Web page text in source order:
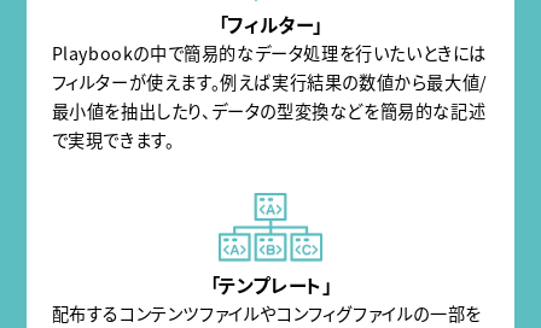
「フィルター」
Playbookの中で簡易的なデータ処理を行いたいときには
フィルターが使えます。例えば実行結果の数値から最大値/
最小値を抽出したり、データの型変換などを簡易的な記述
で実現できます。
「テンプレート」
配布するコンテンツファイルやコンフィグファイルの一部を